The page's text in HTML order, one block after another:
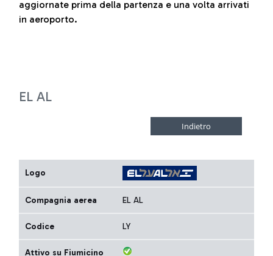
aggiornate prima della partenza e una volta arrivati
in aeroporto.
EL AL
Logo
Compagnia aerea EL AL
Codice LY
Attivo su Fiumicino